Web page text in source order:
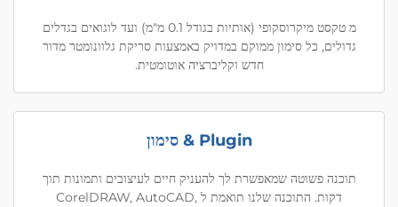
מ טקסט מיקרוסקופי (אותיות בגודל 0.1 מ"מ) ועד לוגואים בגדלים
גדולים, כל סימון ממוקם במדויק באמצעות סריקת גלוונומטר מדור
חדש וקליברציה אוטומטית.
Plugin & סימון
תוכנה פשוטה שמאפשרת לך להעניק חיים לעיצובים ותמונות תוך
דקות. התוכנה שלנו תואמת ל CorelDRAW, AutoCAD,